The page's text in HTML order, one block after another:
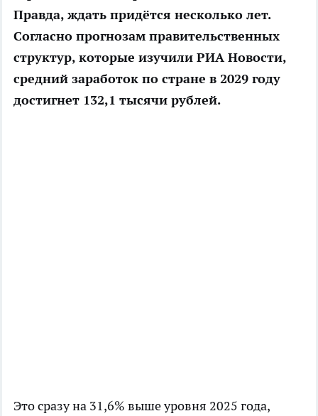
Правда, ждать придётся несколько лет.
Согласно прогнозам правительственных
структур, которые изучили РИА Новости,
средний заработок по стране в 2029 году
достигнет 132,1 тысячи рублей.
Это сразу на 31,6% выше уровня 2025 года,